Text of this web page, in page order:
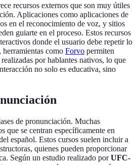
recursos externos que son muy útiles
Aplicaciones como aplicaciones de
en el reconocimiento de voz, y sitios
guiarte en el proceso. Estos recursos
donde el usuario debe repetir lo
herramientas como Forvo permiten
por hablantes nativos, lo que
no solo es educativa, sino
de pronunciación. Muchas
que se centran específicamente en
español. Estos cursos suelen incluir a
quienes pueden proporcionar
Según un estudio realizado porUFC-